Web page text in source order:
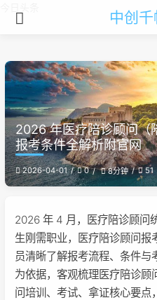
中创
2026 年医疗陪诊顾问（
报考条件全解析附官网
2026-04-01 0 8分钟 51
2026 年 4 月，医疗陪诊顾问
生刚需职业，医疗陪诊顾问报
员清晰了解报考流程、条件
为依据，客观梳理医疗陪诊
问培训、考试、拿证核心要